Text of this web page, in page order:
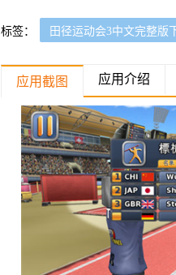
标签： 田径运动会3中文完整版
应用截图 应用介绍